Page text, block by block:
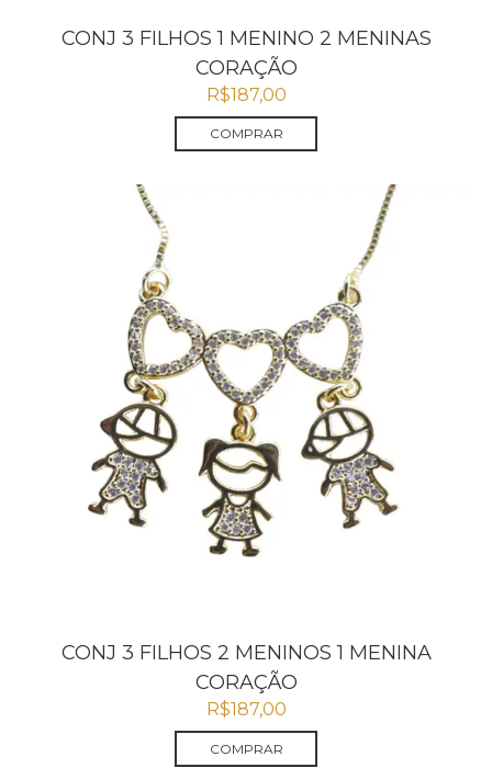
CONJ 3 FILHOS 1 MENINO 2 MENINAS
CORAÇÃO
R$187,00
COMPRAR
CONJ 3 FILHOS 2 MENINOS 1 MENINA
CORAÇÃO
R$187,00
COMPRAR